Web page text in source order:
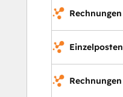
Rechnungen
Einzelposten
Rechnungen